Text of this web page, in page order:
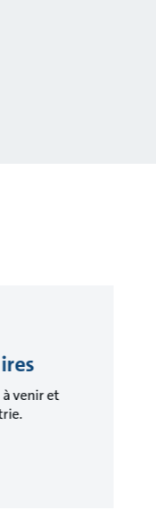
venir et